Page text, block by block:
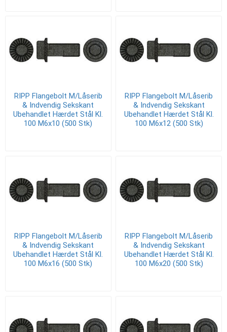
RIPP Flangebolt M/Låserib
& Indvendig Sekskant
Ubehandlet Hærdet Stål Kl.
100 M6x10 (500 Stk)
RIPP Flangebolt M/Låserib
& Indvendig Sekskant
Ubehandlet Hærdet Stål Kl.
100 M6x12 (500 Stk)
RIPP Flangebolt M/Låserib
& Indvendig Sekskant
Ubehandlet Hærdet Stål Kl.
100 M6x16 (500 Stk)
RIPP Flangebolt M/Låserib
& Indvendig Sekskant
Ubehandlet Hærdet Stål Kl.
100 M6x20 (500 Stk)